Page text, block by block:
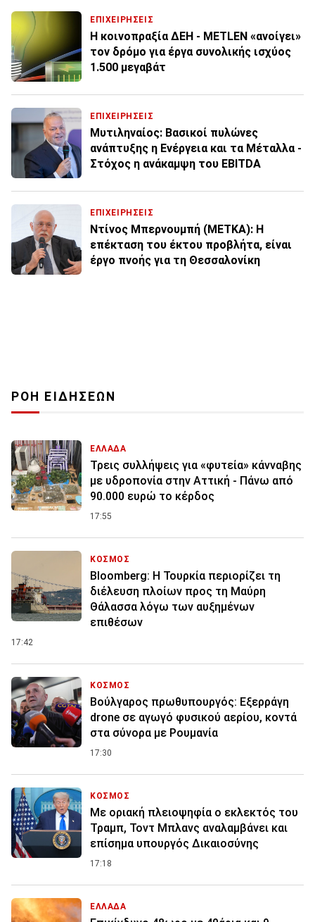
ΕΠΙΧΕΙΡΗΣΕΙΣ
Η κοινοπραξία ΔΕΗ - METLEN «ανοίγει»
τον δρόμο για έργα συνολικής ισχύος
1.500 μεγαβάτ
ΕΠΙΧΕΙΡΗΣΕΙΣ
Μυτιληναίος: Βασικοί πυλώνες
ανάπτυξης η Ενέργεια και τα Μέταλλα -
Στόχος η ανάκαμψη του EBITDA
ΕΠΙΧΕΙΡΗΣΕΙΣ
Ντίνος Μπερνουμπή (ΜΕΤΚΑ): Η
επέκταση του έκτου προβλήτα, είναι
έργο πνοής για τη Θεσσαλονίκη
ΡΟΗ ΕΙΔΗΣΕΩΝ
ΕΛΛΑΔΑ
Τρεις συλλήψεις για «φυτεία» κάνναβης
με υδροπονία στην Αττική - Πάνω από
90.000 ευρώ το κέρδος
17:55
ΚΟΣΜΟΣ
Bloomberg: Η Τουρκία περιορίζει τη
διέλευση πλοίων προς τη Μαύρη
Θάλασσα λόγω των αυξημένων
επιθέσων
17:42
ΚΟΣΜΟΣ
Βούλγαρος πρωθυπουργός: Εξερράγη
drone σε αγωγό φυσικού αερίου, κοντά
στα σύνορα με Ρουμανία
17:30
ΚΟΣΜΟΣ
Με οριακή πλειοψηφία ο εκλεκτός του
Τραμπ, Τοντ Μπλανς αναλαμβάνει και
επίσημα υπουργός Δικαιοσύνης
17:18
ΕΛΛΑΔΑ